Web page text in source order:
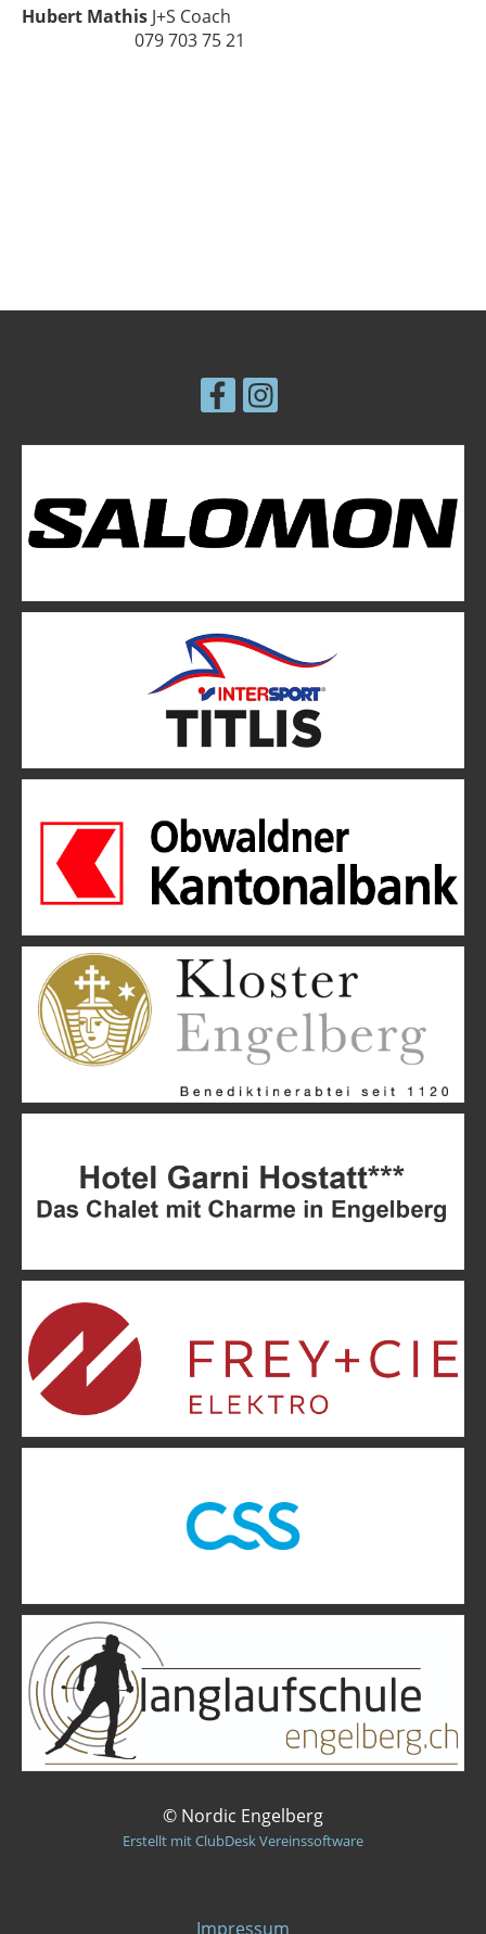
Hubert Mathis J+S Coach
079 703 75 21
© Nordic Engelberg
Erstellt mit ClubDesk Vereinssoftware
Impressum